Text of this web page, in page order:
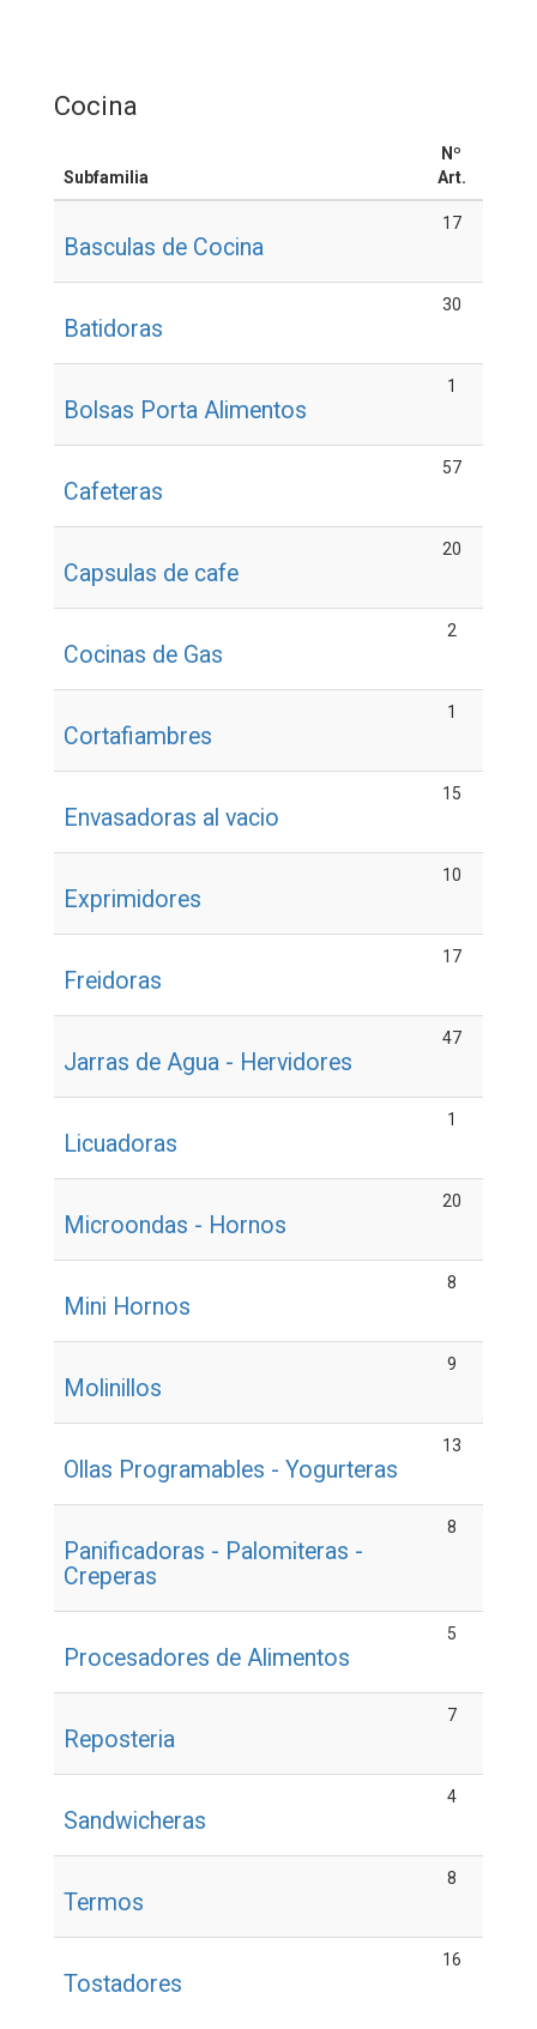
Cocina
Subfamilia
Nº
Art.
Basculas de Cocina
17
Batidoras
30
Bolsas Porta Alimentos
1
Cafeteras
57
Capsulas de cafe
20
Cocinas de Gas
2
Cortafiambres
1
Envasadoras al vacio
15
Exprimidores
10
Freidoras
17
Jarras de Agua - Hervidores
47
Licuadoras
1
Microondas - Hornos
20
Mini Hornos
8
Molinillos
9
Ollas Programables - Yogurteras
13
Panificadoras - Palomiteras -
Creperas
8
Procesadores de Alimentos
5
Reposteria
7
Sandwicheras
4
Termos
8
Tostadores
16